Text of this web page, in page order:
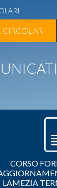
CORSO
LAMEZIA